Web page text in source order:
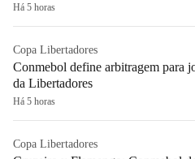
Há 5 horas
Copa Libertadores
Conmebol define arbitragem para
da Libertadores
Há 5 horas
Copa Libertadores